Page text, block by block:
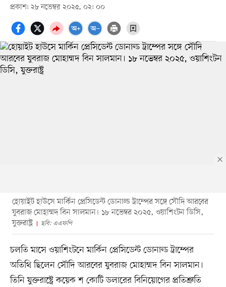
প্রকাশ: ২৮ নভেম্বর ২০২৫, ০২: ০০
হোয়াইট হাউসে মার্কিন প্রেসিডেন্ট ডোনাল্ড ট্রাম্পের সঙ্গে সৌদি আরবের
যুবরাজ মোহাম্মদ বিন সালমান। ১৮ নভেম্বর ২০২৫, ওয়াশিংটন ডিসি,
যুক্তরাষ্ট্র
ছবি: এএফপি
চলতি মাসে ওয়াশিংটনে মার্কিন প্রেসিডেন্ট ডোনাল্ড ট্রাম্পের
অতিথি ছিলেন সৌদি আরবের যুবরাজ মোহাম্মদ বিন সালমান।
তিনি যুক্তরাষ্ট্রে কয়েক শ কোটি ডলারের বিনিয়োগের প্রতিশ্রুতি